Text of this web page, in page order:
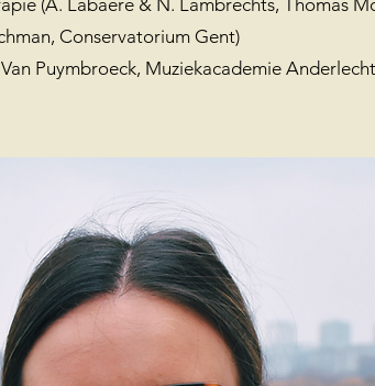
(A. Labaere & N. Lambrechts, Thomas
Conservatorium Gent)
Puymbroeck, Muziekacademie